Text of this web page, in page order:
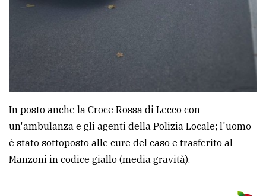
In posto anche la Croce Rossa di Lecco con
un'ambulanza e gli agenti della Polizia Locale; l'uomo
è stato sottoposto alle cure del caso e trasferito al
Manzoni in codice giallo (media gravità).